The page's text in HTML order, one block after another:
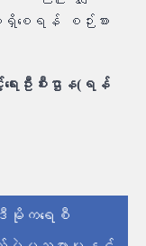
စေရန် စဉ်းစား
ေးဦးစီးဌာန(ရန်
မိုကရေစီ